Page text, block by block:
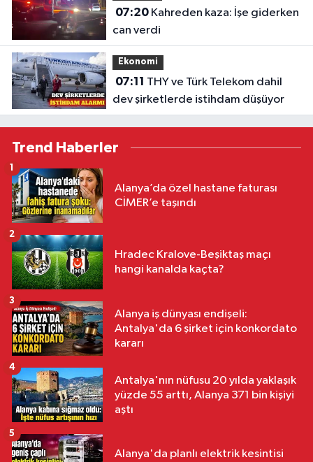
07:20Kahreden kaza: İşe giderken
can verdi
Ekonomi
07:11
dev şirketlerde istihdam düşüyor
Trend Haberler
Alanya’da özel hastane faturası
CİMER’e taşındı
1
Hradec Kralove-Beşiktaş maçı
hangi kanalda kaçta?
2
Alanya iş dünyası endişeli:
Antalya'da 6 şirket için konkordato
kararı
3
Antalya'nın nüfusu 20 yılda yaklaşık
yüzde 55 arttı, Alanya 371 bin kişiyi
aştı
4
Alanya'da planlı elektrik kesintisi
5